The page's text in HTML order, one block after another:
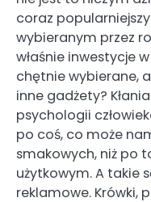
coraz
wybieranym przez
właśnie inwestycje w
chętnie wybierane,
inne gadżety?
psychologii
po coś, co może
smakowych, niż po
użytkowym. A takie
reklamowe. Krówki,